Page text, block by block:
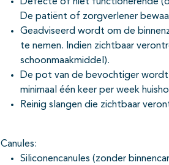
Defecte of niet functionerende
De patiënt of zorgverlener
Geadviseerd wordt om de
te nemen. Indien zichtbaar
schoonmaakmiddel).
De pot van de bevochtiger wordt
minimaal één keer per week
Reinig slangen die zichtbaar
Canules:
Siliconencanules (zonder